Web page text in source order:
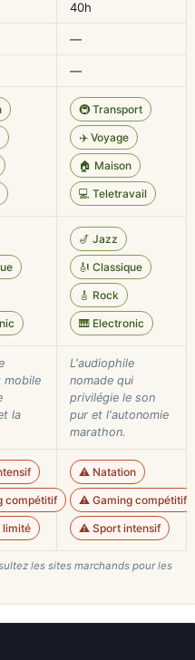
40h
—
—
🚇 Transport
✈️ Voyage
🏠 Maison
💻 Teletravail
🎷 Jazz
🎻 Classique
🎸 Rock
🎹 Electronic
mobile
la
L'audiophile
nomade qui
privilégie le son
pur et l'autonomie
marathon.
compétitif
⚠️ Natation
⚠️ Gaming compétitif
⚠️ Sport intensif
les sites marchands pour les